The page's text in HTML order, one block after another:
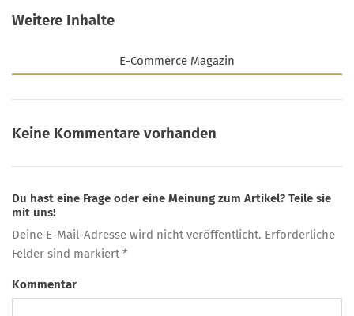
Weitere Inhalte
E-Commerce Magazin
Keine Kommentare vorhanden
Du hast eine Frage oder eine Meinung zum Artikel? Teile sie
mit uns!
Deine E-Mail-Adresse wird nicht veröffentlicht. Erforderliche
Felder sind markiert *
Kommentar